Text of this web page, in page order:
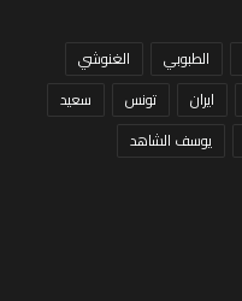
الطبوبي
الغنوشي
ايران تونس
سعيد
يوسف الشاهد